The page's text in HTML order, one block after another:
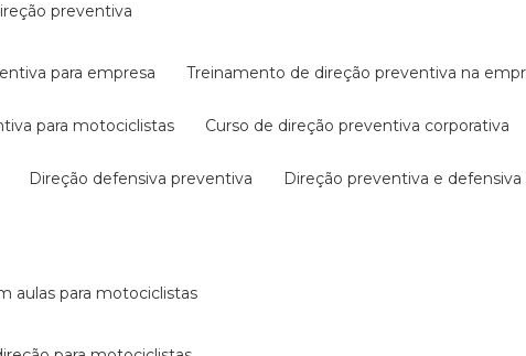
direção preventiva
para empresa treinamento de direção preventiva na
para motociclistas curso de direção preventiva corporativa
direção defensiva preventiva direção preventiva e
aulas para motociclistas